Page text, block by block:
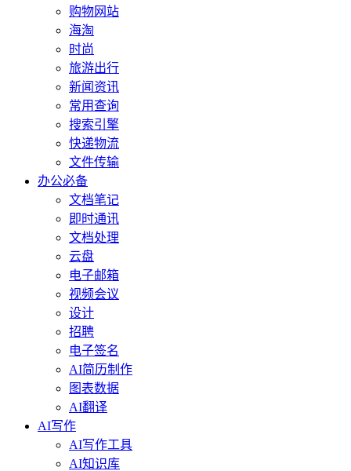
购物网站
海淘
时尚
旅游出行
新闻资讯
常用查询
搜索引擎
快递物流
文件传输
办公必备
文档笔记
即时通讯
文档处理
云盘
电子邮箱
视频会议
设计
招聘
电子签名
AI简历制作
图表数据
AI翻译
AI写作
AI写作工具
AI知识库